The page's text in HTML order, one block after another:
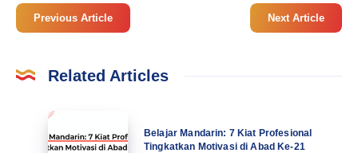
Previous Article Next Article
Related Articles
Belajar
Mandarin:
Belajar Mandarin: 7 Kiat Profesional
Tingkatkan Motivasi di Abad Ke-21